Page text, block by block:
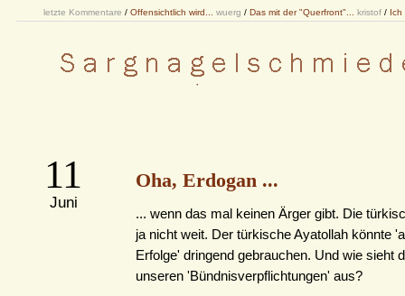
letzte Kommentare / Offensichtlich wird... wuerg / Das mit der "Querfront"... kristof / Ich
11
Juni
Oha, Erdogan ...
... wenn das mal keinen Ärger gibt. Die
ja nicht weit. Der türkische Ayatollah könnte
Erfolge' dringend gebrauchen. Und wie sieht
unseren 'Bündnisverpflichtungen' aus?